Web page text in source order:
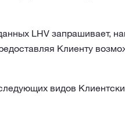
LHV запрашивает,
Клиенту
видов